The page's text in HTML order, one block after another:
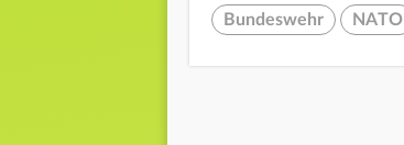
Bundeswehr NATO